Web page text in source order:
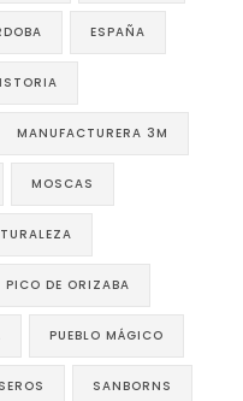
ESPAÑA
MANUFACTURERA 3M
MOSCAS
PICO DE ORIZABA
PUEBLO MÁGICO
SANBORNS